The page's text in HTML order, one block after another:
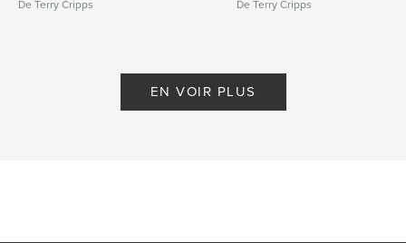
De Terry Cripps
De Terry Cripps
EN VOIR PLUS